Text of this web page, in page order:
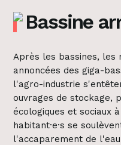
Bassine
Après les bassines, les
annoncées des giga-
l'agro-industrie
ouvrages de stockage,
écologiques et sociaux
habitant·e·s se
l'accaparement de